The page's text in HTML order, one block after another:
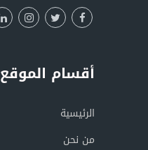
أقسام الموقع
الرئيسية
من نحن